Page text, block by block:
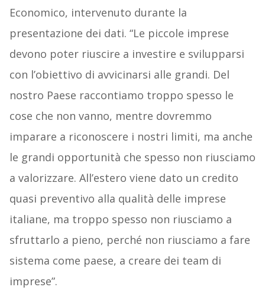
Economico, intervenuto durante la
presentazione dei dati. “Le piccole imprese
devono poter riuscire a investire e svilupparsi
con l’obiettivo di avvicinarsi alle grandi. Del
nostro Paese raccontiamo troppo spesso le
cose che non vanno, mentre dovremmo
imparare a riconoscere i nostri limiti, ma anche
le grandi opportunità che spesso non riusciamo
a valorizzare. All’estero viene dato un credito
quasi preventivo alla qualità delle imprese
italiane, ma troppo spesso non riusciamo a
sfruttarlo a pieno, perché non riusciamo a fare
sistema come paese, a creare dei team di
imprese”.